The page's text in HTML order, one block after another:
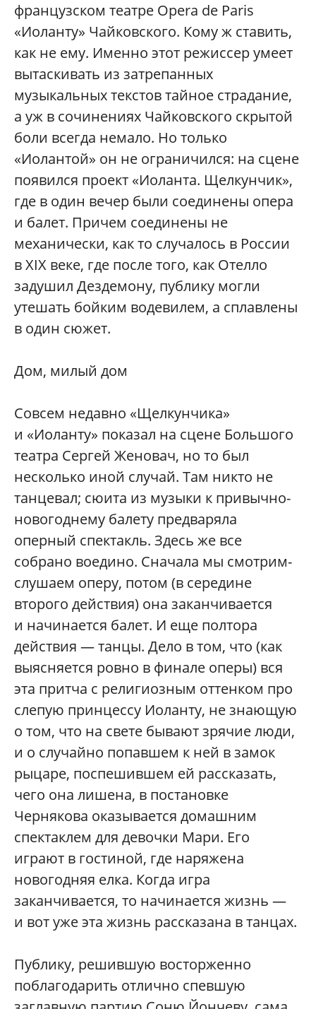
французском театре Opera de Paris
«Иоланту» Чайковского. Кому ж ставить,
как не ему. Именно этот режиссер умеет
вытаскивать из затрепанных
музыкальных текстов тайное страдание,
а уж в сочинениях Чайковского скрытой
боли всегда немало. Но только
«Иолантой» он не ограничился: на сцене
появился проект «Иоланта. Щелкунчик»,
где в один вечер были соединены опера
и балет. Причем соединены не
механически, как то случалось в России
в XIX веке, где после того, как Отелло
задушил Дездемону, публику могли
утешать бойким водевилем, а сплавлены
в один сюжет.
Дом, милый дом
Совсем недавно «Щелкунчика»
и «Иоланту» показал на сцене Большого
театра Сергей Женовач, но то был
несколько иной случай. Там никто не
танцевал; сюита из музыки к привычно-
новогоднему балету предваряла
оперный спектакль. Здесь же все
собрано воедино. Сначала мы смотрим-
слушаем оперу, потом (в середине
второго действия) она заканчивается
и начинается балет. И еще полтора
действия — танцы. Дело в том, что (как
выясняется ровно в финале оперы) вся
эта притча с религиозным оттенком про
слепую принцессу Иоланту, не знающую
о том, что на свете бывают зрячие люди,
и о случайно попавшем к ней в замок
рыцаре, поспешившем ей рассказать,
чего она лишена, в постановке
Чернякова оказывается домашним
спектаклем для девочки Мари. Его
играют в гостиной, где наряжена
новогодняя елка. Когда игра
заканчивается, то начинается жизнь —
и вот уже эта жизнь рассказана в танцах.
Публику, решившую восторженно
поблагодарить отлично спевшую